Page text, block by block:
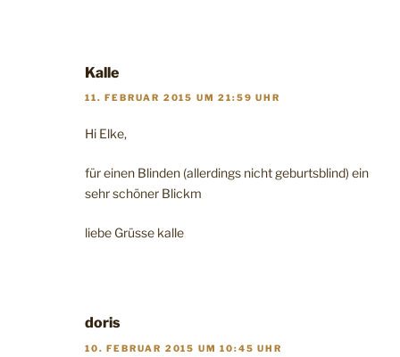
Kalle
11. FEBRUAR 2015 UM 21:59 UHR
Hi Elke,
für einen Blinden (allerdings nicht geburtsblind) ein
sehr schöner Blickm
liebe Grüsse kalle
doris
10. FEBRUAR 2015 UM 10:45 UHR